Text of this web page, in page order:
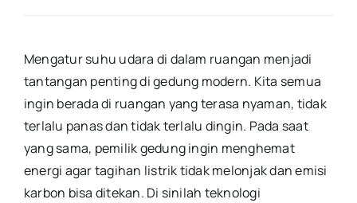
Mengatur suhu udara di dalam ruangan menjadi
tantangan penting di gedung modern. Kita semua
ingin berada di ruangan yang terasa nyaman, tidak
terlalu panas dan tidak terlalu dingin. Pada saat
yang sama, pemilik gedung ingin menghemat
energi agar tagihan listrik tidak melonjak dan emisi
karbon bisa ditekan. Di sinilah teknologi